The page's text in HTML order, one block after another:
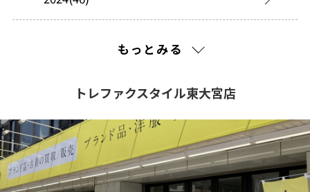
もっとみる
トレファクスタイル東大宮店